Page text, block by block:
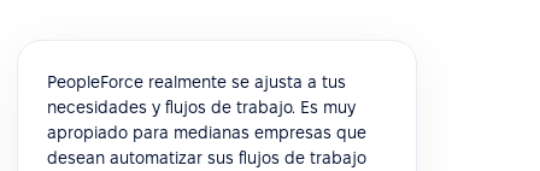
PeopleForce realmente se ajusta a tus
necesidades y flujos de trabajo. Es muy
apropiado para medianas empresas que
desean automatizar sus flujos de trabajo